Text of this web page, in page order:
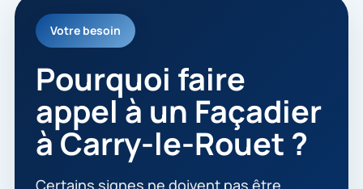
Votre besoin
Pourquoi faire
appel à un Façadier
à Carry-le-Rouet ?
Certains signes ne doivent pas être